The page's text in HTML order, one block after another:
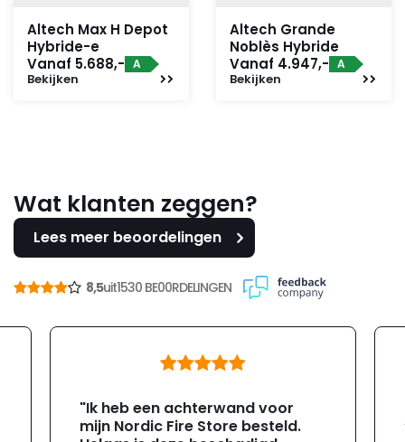
Altech Max H Depot
Hybride-e
Vanaf 5.688,- A
Bekijken
Altech Grande
Noblès Hybride
Vanaf 4.947,- A
Bekijken
Wat klanten zeggen?
Lees meer beoordelingen
8,5uit1530 BE00RDELINGEN
"Ik heb een achterwand voor
mijn Nordic Fire Store besteld.